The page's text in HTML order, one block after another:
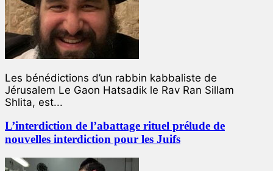
Les bénédictions d’un rabbin kabbaliste de
Jérusalem Le Gaon Hatsadik le Rav Ran Sillam
Shlita, est...
L’interdiction de l’abattage rituel prélude de
nouvelles interdiction pour les Juifs